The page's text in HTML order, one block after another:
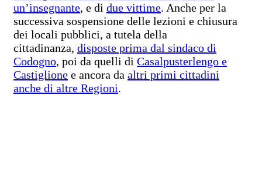
un’insegnante, e di due vittime. Anche per la
successiva sospensione delle lezioni e chiusura
dei locali pubblici, a tutela della
cittadinanza, disposte prima dal sindaco di
Codogno, poi da quelli di Casalpusterlengo e
Castiglione e ancora da altri primi cittadini
anche di altre Regioni.